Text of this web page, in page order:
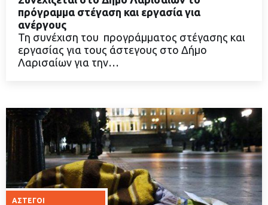
ΔΙΑΒΑΣΤΕ ΠΕΡΙΣΣΟΤΕΡΑ
πρόγραμμα στέγαση και εργασία για
ανέργους
Τη συνέχιση του προγράμματος στέγασης και
εργασίας για τους άστεγους στο Δήμο
Λαρισαίων για την…
ΆΣΤΕΓΟΙ